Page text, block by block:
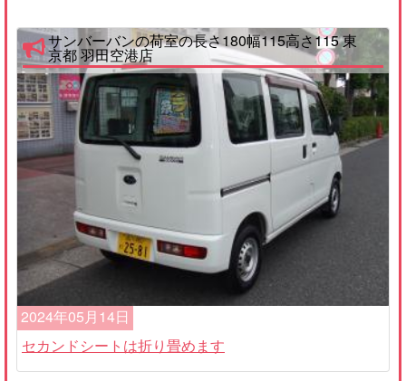
サンバーバンの荷室の長さ180幅115高さ115 東
京都 羽田空港店
2024年05月14日
セカンドシートは折り畳めます